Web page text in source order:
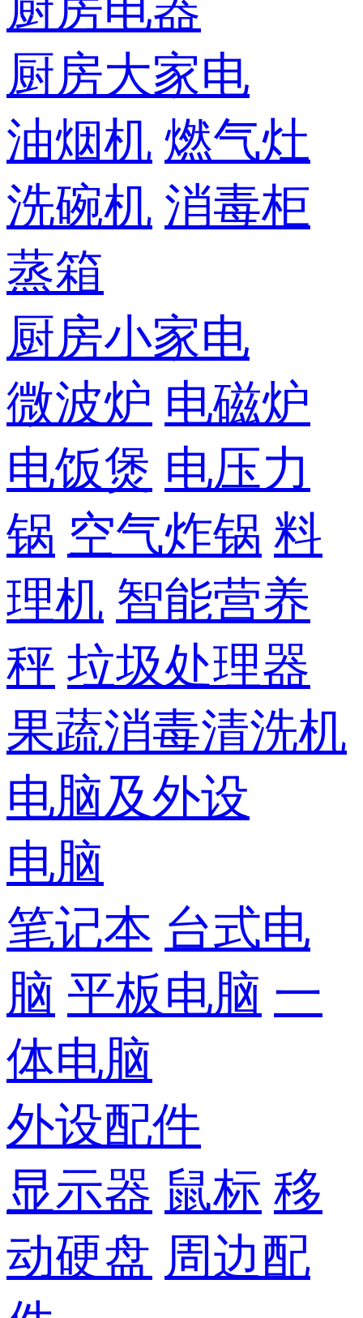
厨房大家电
油烟机 燃气灶
洗碗机 消毒柜
蒸箱
厨房小家电
微波炉 电磁炉
电饭煲 电压力
锅 空气炸锅 料
理机 智能营养
秤 垃圾处理器
果蔬消毒清洗机
电脑及外设
电脑
笔记本 台式电
脑 平板电脑 一
体电脑
外设配件
显示器 鼠标 移
动硬盘 周边配